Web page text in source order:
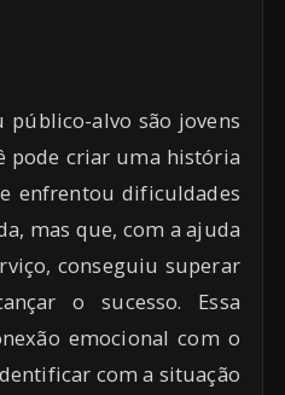
público-alvo são jovens
pode criar uma história
enfrentou dificuldades
mas que, com a ajuda
conseguiu superar
o sucesso. Essa
emocional com o
com a situação